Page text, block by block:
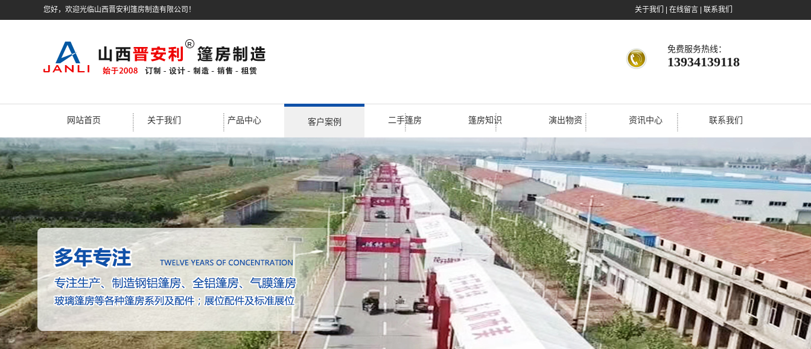
您好，欢迎光临山西晋安利篷房制造有限公司！ 关于我们 在线留言 联系我们
免费服务热线：
13934139118
网站首页 关于我们 产品中心 客户案例 二手篷房 篷房知识 演出物资 资讯中心 联系我们